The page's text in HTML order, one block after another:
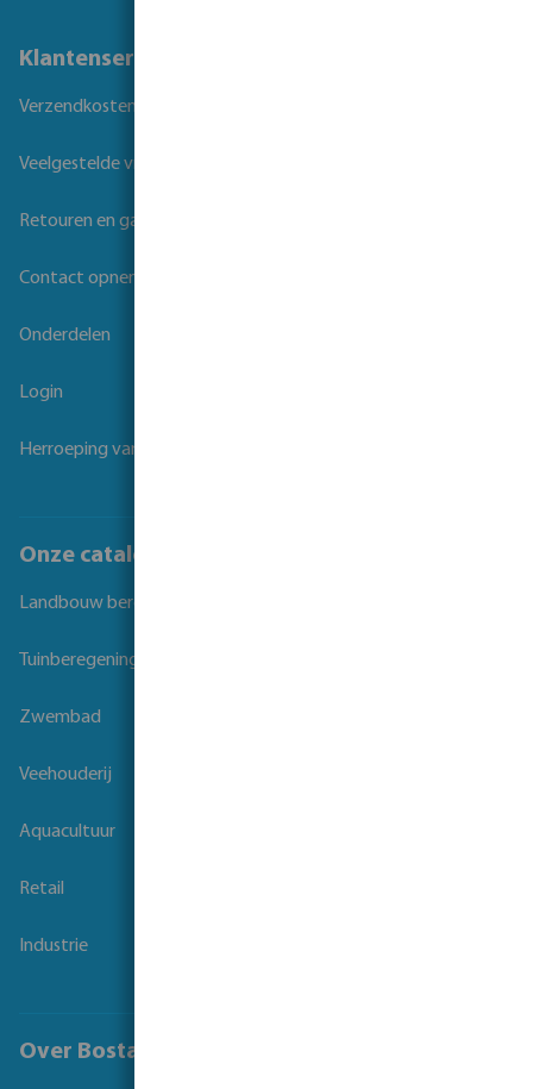
Klantenservice
Verzendkosten
Veelgestelde vragen
Retouren en garantie
Contact opnemen
Onderdelen
Login
Herroeping van overeenkomst
Onze catalogi
Landbouw beregening
Tuinberegening
Zwembad
Veehouderij
Aquacultuur
Retail
Industrie
Over Bosta